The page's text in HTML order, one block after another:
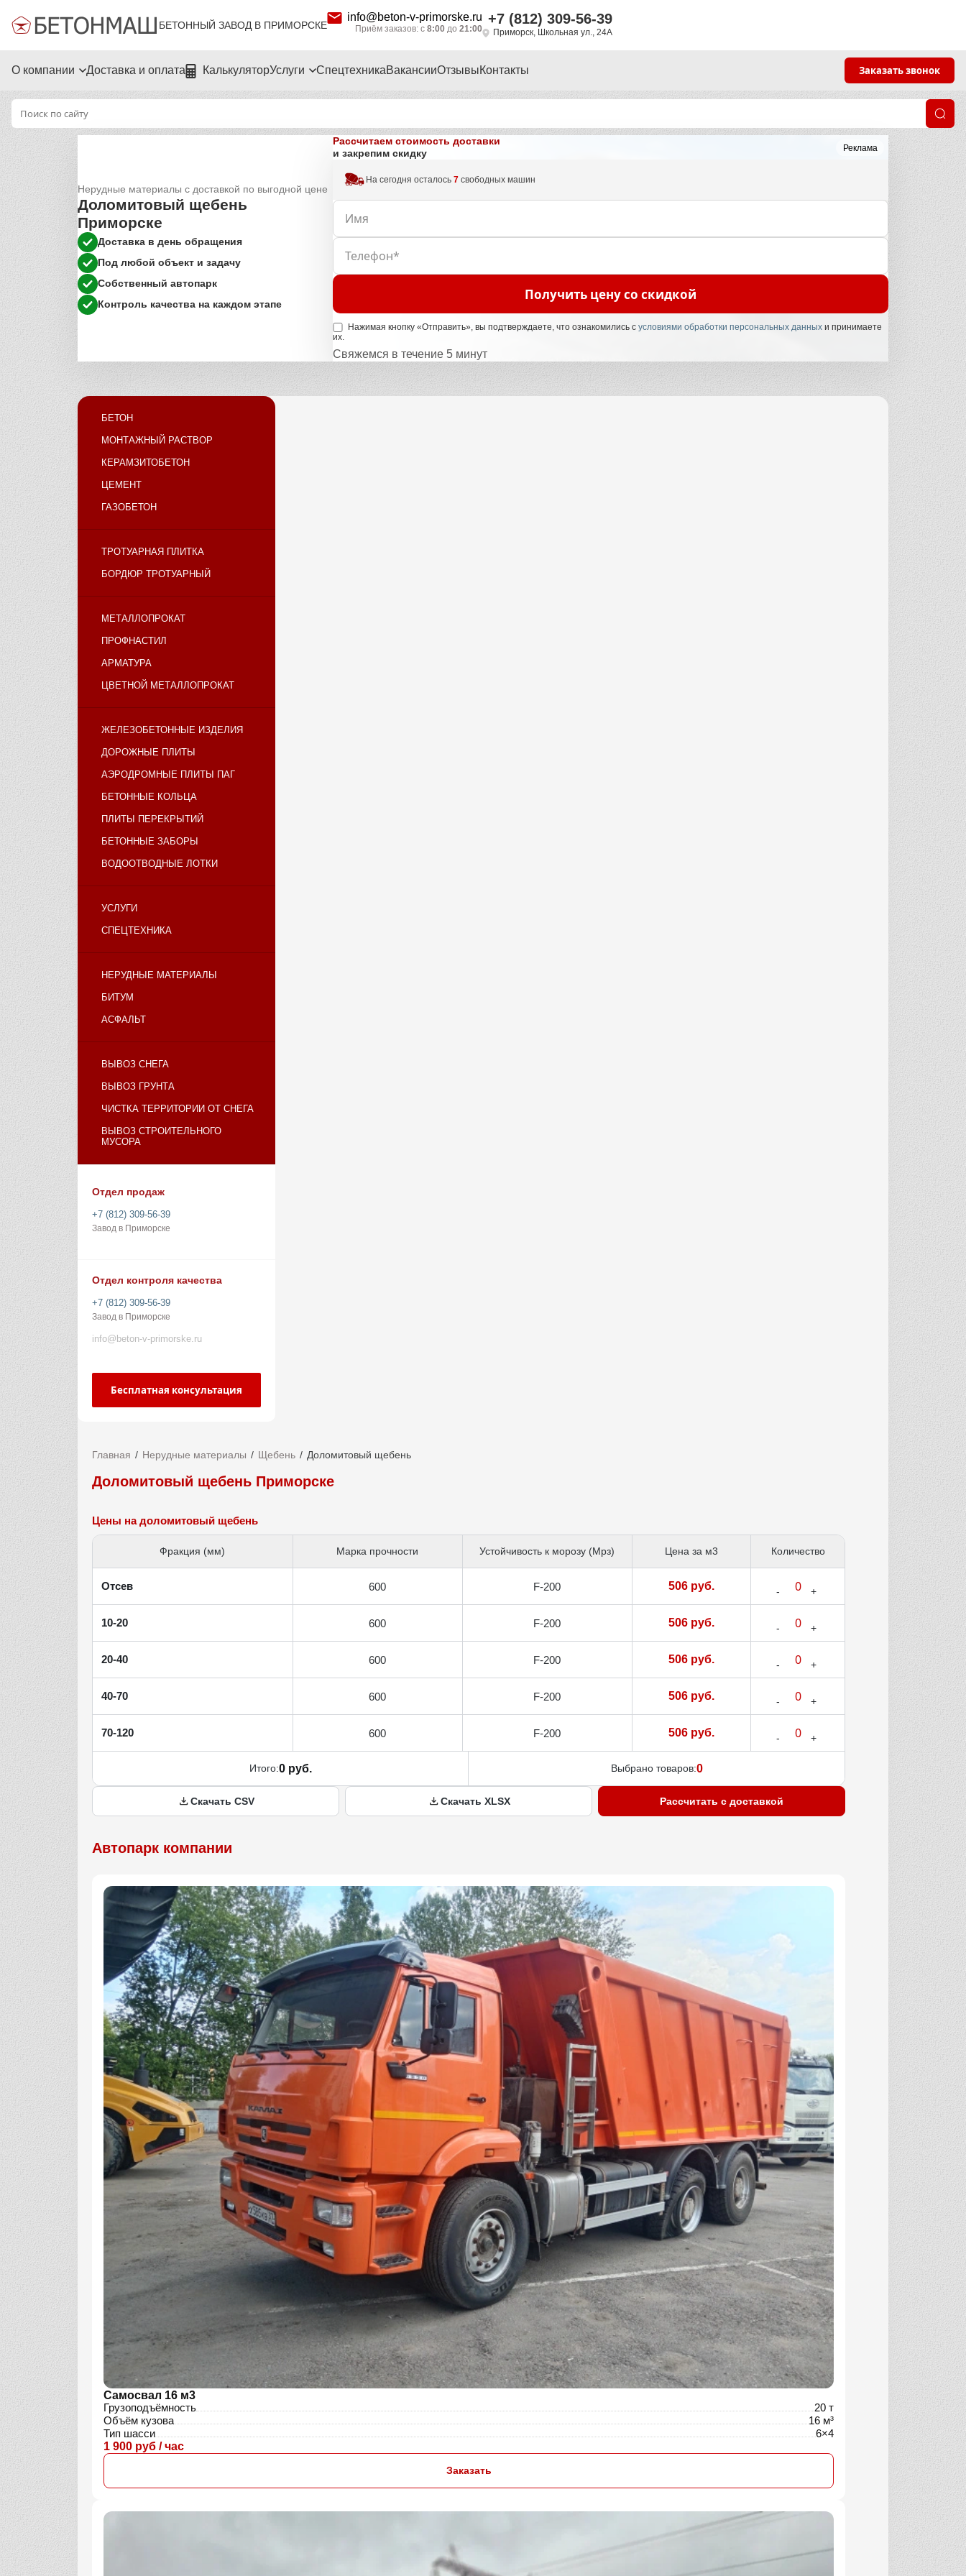
БЕТОННЫЙ ЗАВОД В ПРИМОРСКЕ
info@beton-v-primorske.ru
Приём заказов: с 8:00 до 21:00
+7 (812) 309-56-39
Приморск, Школьная ул., 24А
О компании Доставка и оплата КалькуляторУслуги СпецтехникаВакансииОтзывыКонтакты Заказать звонок
Реклама
Нерудные материалы с доставкой по выгодной цене
Доломитовый щебень
Приморске
Доставка в день обращения
Под любой объект и задачу
Собственный автопарк
Контроль качества на каждом этапе
Рассчитаем стоимость доставки
и закрепим скидку
На сегодня осталось7 свободных машин
Получить цену со скидкой
Нажимая кнопку «Отправить», вы подтверждаете, что ознакомились с условиями обработки персональных данныхи принимаете
их.
Свяжемся в течение 5 минут
БЕТОН
МОНТАЖНЫЙ РАСТВОР
КЕРАМЗИТОБЕТОН
ЦЕМЕНТ
ГАЗОБЕТОН
ТРОТУАРНАЯ ПЛИТКА
БОРДЮР ТРОТУАРНЫЙ
МЕТАЛЛОПРОКАТ
ПРОФНАСТИЛ
АРМАТУРА
ЦВЕТНОЙ МЕТАЛЛОПРОКАТ
ЖЕЛЕЗОБЕТОННЫЕ ИЗДЕЛИЯ
ДОРОЖНЫЕ ПЛИТЫ
АЭРОДРОМНЫЕ ПЛИТЫ ПАГ
БЕТОННЫЕ КОЛЬЦА
ПЛИТЫ ПЕРЕКРЫТИЙ
БЕТОННЫЕ ЗАБОРЫ
ВОДООТВОДНЫЕ ЛОТКИ
УСЛУГИ
СПЕЦТЕХНИКА
НЕРУДНЫЕ МАТЕРИАЛЫ
БИТУМ
АСФАЛЬТ
ВЫВОЗ СНЕГА
ВЫВОЗ ГРУНТА
ЧИСТКА ТЕРРИТОРИИ ОТ СНЕГА
ВЫВОЗ СТРОИТЕЛЬНОГО
МУСОРА
Отдел продаж
+7 (812) 309-56-39
Завод в Приморске
Отдел контроля качества
+7 (812) 309-56-39
Завод в Приморске
info@beton-v-primorske.ru
Бесплатная консультация
Главная Нерудные материалы Щебень Доломитовый щебень
Доломитовый щебень Приморске
Цены на доломитовый щебень
Фракция (мм) Марка прочности Устойчивость к морозу (Мрз) Цена за м3 Количество
Отсев 600 F-200 506 руб.
10-20 600 F-200 506 руб.
20-40 600 F-200 506 руб.
40-70 600 F-200 506 руб.
70-120 600 F-200 506 руб.
Итого:0 руб. Выбрано товаров:0
Скачать CSV Скачать XLSX Рассчитать с доставкой
Автопарк компании
Самосвал 16 м3
Грузоподъёмность
20 т
Объём кузова
16 м³
Тип шасси
6×4
1 900 руб / час
Заказать